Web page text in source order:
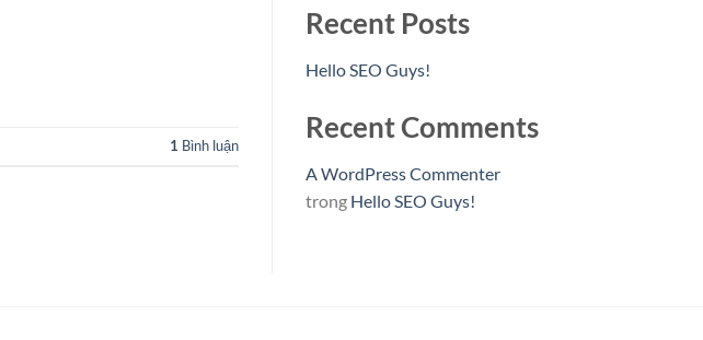
1 Bình luận
Recent Posts
Hello SEO Guys!
Recent Comments
A WordPress Commenter
trong Hello SEO Guys!